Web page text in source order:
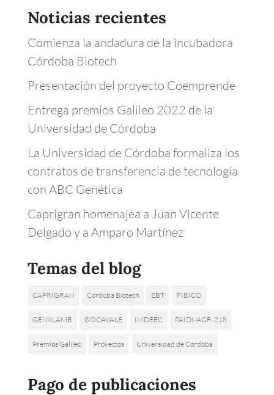
Noticias recientes
Comienza la andadura de la incubadora
Córdoba Biotech
Presentación del proyecto Coemprende
Entrega premios Galileo 2022 de la
Universidad de Córdoba
La Universidad de Córdoba formaliza los
contratos de transferencia de tecnología
con ABC Genética
Caprigran homenajea a Juan Vicente
Delgado y a Amparo Martínez
Temas del blog
CAPRIGRAN Córdoba Biotech EBT FIBICO
GENXLAMB GOCAVALE IMDEEC PAIDI-AGR-218
Premios Galileo Proyectos Universidad de Córdoba
Pago de publicaciones